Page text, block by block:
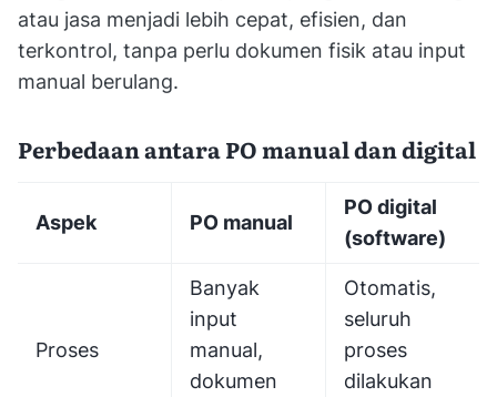
atau jasa menjadi lebih cepat, efisien, dan
terkontrol, tanpa perlu dokumen fisik atau input
manual berulang.
Perbedaan antara PO manual dan digital
Aspek PO manual
PO digital
(software)
Proses
Banyak
input
manual,
dokumen
Otomatis,
seluruh
proses
dilakukan